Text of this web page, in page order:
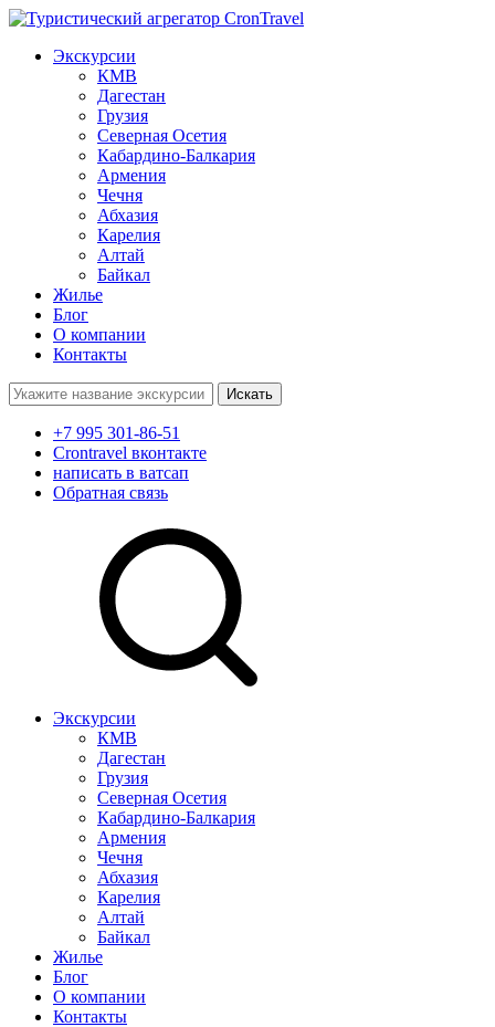
Экскурсии
КМВ
Дагестан
Грузия
Северная Осетия
Кабардино-Балкария
Армения
Чечня
Абхазия
Карелия
Алтай
Байкал
Жилье
Блог
О компании
Контакты
Поиск:
+7 995 301-86-51
Crontravel вконтакте
написать в ватсап
Обратная связь
Экскурсии
КМВ
Дагестан
Грузия
Северная Осетия
Кабардино-Балкария
Армения
Чечня
Абхазия
Карелия
Алтай
Байкал
Жилье
Блог
О компании
Контакты